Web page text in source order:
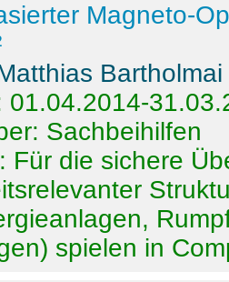
Magneto-
Bartholmai
01.04.2014-
Sachbeihilfen
Für die sichere
spielen in